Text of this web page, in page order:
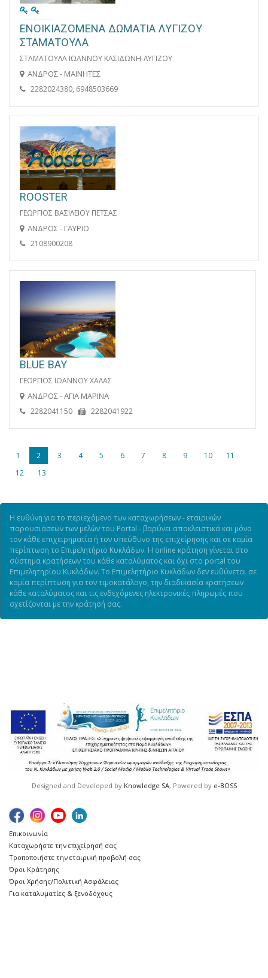
ΕΝΟΙΚΙΑΖΟΜΕΝΑ ΔΩΜΑΤΙΑ ΛΥΓΙΖΟΥ
ΣΤΑΜΑΤΟΥΛΑ
ΣΤΑΜΑΤΟΥΛΑ ΙΩΑΝΝΟΥ ΚΑΣΙΔΩΝΗ-ΛΥΓΙΖΟΥ
ΑΝΔΡΟΣ - ΜΑΙΝΗΤΕΣ
2282024380, 6948503669
ROOSTER
ΓΕΩΡΓΙΟΣ ΒΑΣΙΛΕΙΟΥ ΠΕΤΣΑΣ
ΑΝΔΡΟΣ - ΓΑΥΡΙΟ
2108900208
BLUE BAY
ΓΕΩΡΓΙΟΣ ΙΩΑΝΝΟΥ ΧΑΛΑΣ
ΑΝΔΡΟΣ - ΑΓΙΑ ΜΑΡΙΝΑ
2282041150 2282041922
1 2 3 4 5 6 7 8 9 10
11
12
13
Η ευθύνη για το περιεχόμενο των καταχωρήσεων - εταιρικών
παρουσιάσεων των μελών του Portal - βαρύνει αποκλειστικά και μόνο
τον κάθε επιχειρηματία ή τον υπεύθυνο της επιχείρησης και σε καμία
περίπτωση το Επιμελητήριο Κυκλάδων. Η online κράτηση γίνεται στο
σύστημα κρατήσεων του κάθε καταλύματος και όχι στο portal του
Επιμελητηρίου Κυκλάδων. Το Επιμελητήριο Κυκλάδων δεν ευθύνεται σε
καμία περίπτωση για τον τιμοκατάλογο, την διαδικασία κρατήσεων
κάθε καταλύματος και τις ενδεχόμενες ηλεκτρονικές πληρωμές που
σχετίζονται με την κράτησή σας.
Designed and Developed by Knowledge SA, Powered by e-BOSS
Επικοινωνία
Καταχωρήστε την επιχείρησή σας
Τροποποιήστε την εταιρική προβολή σας
Όροι Κράτησης
Όροι Χρήσης/Πολιτική Ασφάλειας
Για καταλυματίες & ξενοδόχους